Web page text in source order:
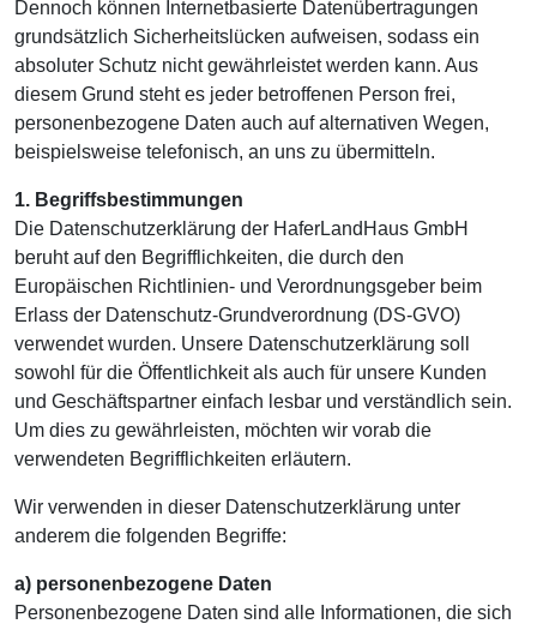
Dennoch können Internetbasierte Datenübertragungen
grundsätzlich Sicherheitslücken aufweisen, sodass ein
absoluter Schutz nicht gewährleistet werden kann. Aus
diesem Grund steht es jeder betroffenen Person frei,
personenbezogene Daten auch auf alternativen Wegen,
beispielsweise telefonisch, an uns zu übermitteln.
1. Begriffsbestimmungen
Die Datenschutzerklärung der HaferLandHaus GmbH
beruht auf den Begrifflichkeiten, die durch den
Europäischen Richtlinien- und Verordnungsgeber beim
Erlass der Datenschutz-Grundverordnung (DS-GVO)
verwendet wurden. Unsere Datenschutzerklärung soll
sowohl für die Öffentlichkeit als auch für unsere Kunden
und Geschäftspartner einfach lesbar und verständlich sein.
Um dies zu gewährleisten, möchten wir vorab die
verwendeten Begrifflichkeiten erläutern.
Wir verwenden in dieser Datenschutzerklärung unter
anderem die folgenden Begriffe:
a) personenbezogene Daten
Personenbezogene Daten sind alle Informationen, die sich